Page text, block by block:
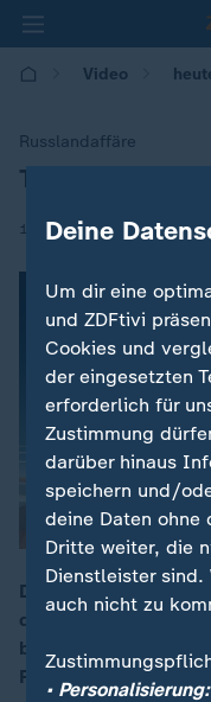
Video
Russlandaffäre
:
Trump will
10.02.2018 | 09:23
Der US-Präsident
der Demokraten
begründete dies mit
Passagen.
Deine
Um dir eine
und ZDFtivi
Cookies und
der eingesetzten
erforderlich für
Zustimmung
darüber hinaus
speichern und/
deine Daten ohne
Dritte weiter, die
Dienstleister sind.
auch nicht zu
• Personalisierung: